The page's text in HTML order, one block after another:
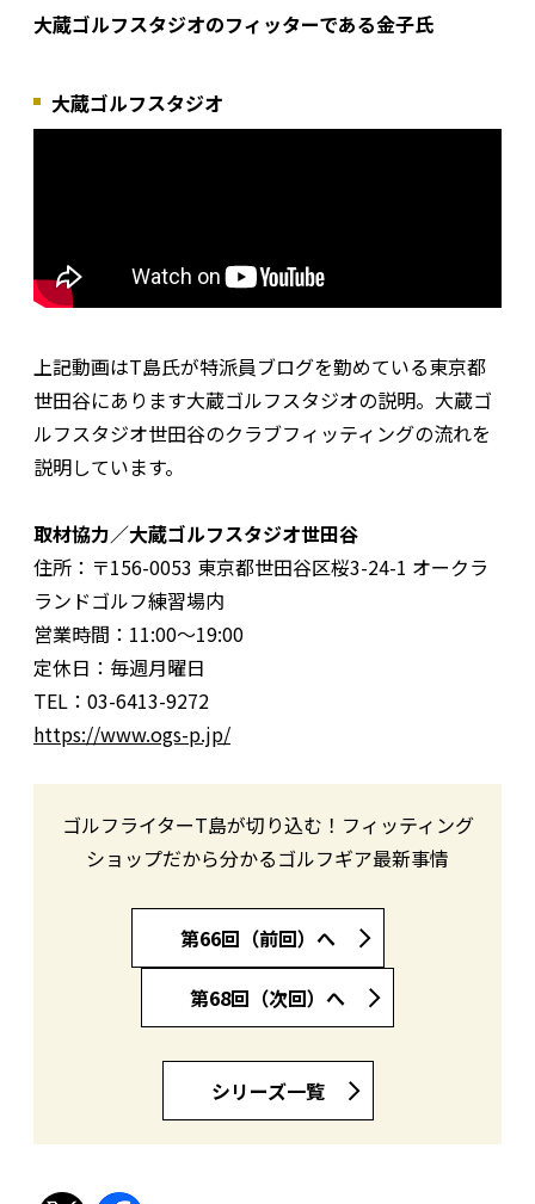
大蔵ゴルフスタジオのフィッターである金子氏
大蔵ゴルフスタジオ
上記動画はT島氏が特派員ブログを勤めている東京都
世田谷にあります大蔵ゴルフスタジオの説明。大蔵ゴ
ルフスタジオ世田谷のクラブフィッティングの流れを
説明しています。
取材協力／大蔵ゴルフスタジオ世田谷
住所：〒156-0053 東京都世田谷区桜3-24-1 オークラ
ランドゴルフ練習場内
営業時間：11:00〜19:00
定休日：毎週月曜日
TEL：03-6413-9272
https://www.ogs-p.jp/
ゴルフライターT島が切り込む！フィッティング
ショップだから分かるゴルフギア最新事情
第66回（前回）へ
第68回（次回）へ
シリーズ一覧